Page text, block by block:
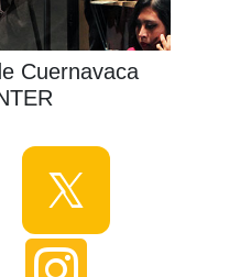
Cuernavaca